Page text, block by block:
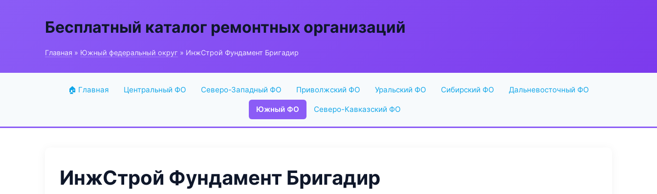
Бесплатный каталог ремонтных организаций
Главная » Южный федеральный округ » ИнжСтрой Фундамент Бригадир
🏠 Главная Центральный ФО Северо-Западный ФО Приволжский ФО Уральский ФО Сибирский ФО Дальневосточный ФО
Южный ФО Северо-Кавказский ФО
ИнжСтрой Фундамент Бригадир